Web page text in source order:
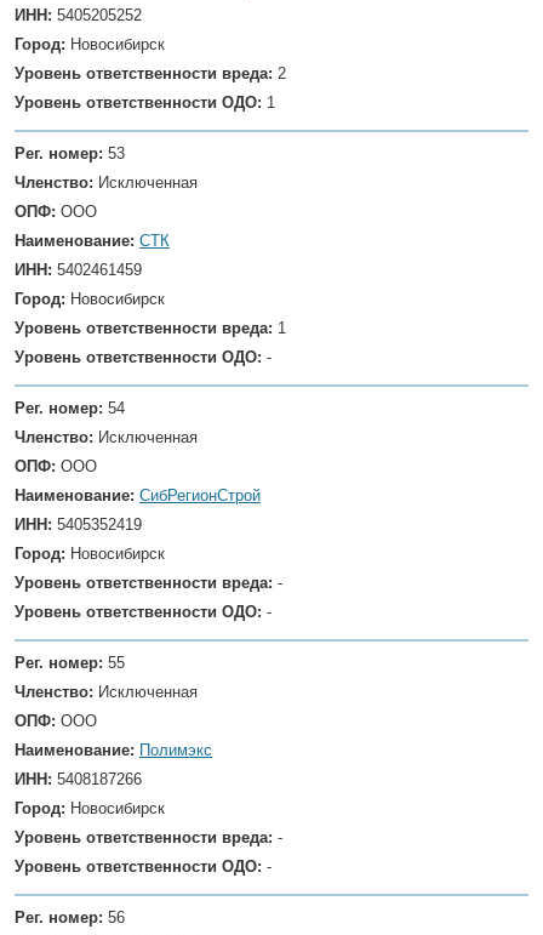
ИНН: 5405205252
Город: Новосибирск
Уровень ответственности вреда: 2
Уровень ответственности ОДО: 1
Рег. номер: 53
Членство: Исключенная
ОПФ: ООО
Наименование: СТК
ИНН: 5402461459
Город: Новосибирск
Уровень ответственности вреда: 1
Уровень ответственности ОДО: -
Рег. номер: 54
Членство: Исключенная
ОПФ: ООО
Наименование: СибРегионСтрой
ИНН: 5405352419
Город: Новосибирск
Уровень ответственности вреда: -
Уровень ответственности ОДО: -
Рег. номер: 55
Членство: Исключенная
ОПФ: ООО
Наименование: Полимэкс
ИНН: 5408187266
Город: Новосибирск
Уровень ответственности вреда: -
Уровень ответственности ОДО: -
Рег. номер: 56